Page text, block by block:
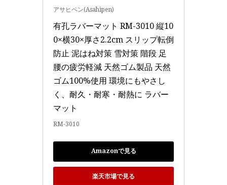
アサヒペン(Asahipen)
有孔ラバーマット RM-3010 縦10
0×横30×厚さ2.2cm スリップ転倒
防止 泥はね対策 雪対策 階段 足
腰の疲労軽減 天然ゴム製品 天然
ゴム100%使用 環境にもやさし
く、耐久・耐寒・耐熱に ラバー
マット
RM-3010
Amazonで見る
楽天市場で見る